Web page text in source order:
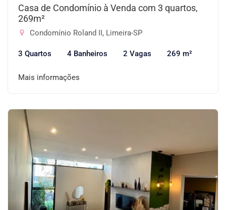
Casa de Condomínio à Venda com 3 quartos,
269m²
Condomínio Roland II, Limeira-SP
3 Quartos 4 Banheiros 2 Vagas 269 m²
Mais informações